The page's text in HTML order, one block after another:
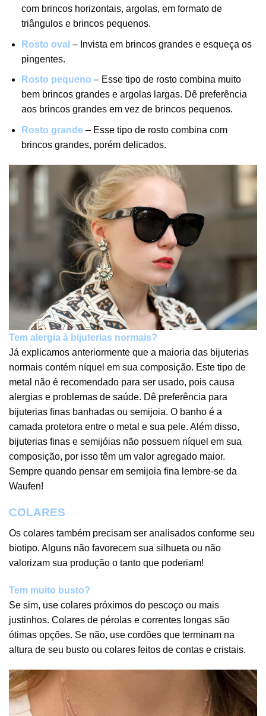
com brincos horizontais, argolas, em formato de
triângulos e brincos pequenos.
Rosto oval – Invista em brincos grandes e esqueça os
pingentes.
Rosto pequeno – Esse tipo de rosto combina muito
bem brincos grandese argolas largas. Dê preferência
aos brincos grandes em vez de brincos pequenos.
Rosto grande – Esse tipo de rosto combina com
brincos grandes, porém delicados.
Tem alergia à bijuterias normais?
Já explicamos anteriormente que a maioria das bijuterias
normais contém níquel em sua composição. Este tipo de
metal não é recomendado para ser usado, pois causa
alergias e problemas de saúde. Dê preferência para
bijuterias finas banhadas ou semijoia. O banho é a
camada protetora entre o metal e sua pele. Além disso,
bijuterias finas e semijóias não possuem níquel em sua
composição, por isso têm um valor agregado maior.
Sempre quando pensar em semijoia fina lembre-se da
Waufen!
COLARES
Os colares também precisam ser analisados conforme seu
biotipo. Alguns não favorecem sua silhueta ou não
valorizam sua produção o tanto que poderiam!
Tem muito busto?
Se sim, use colares próximos do pescoço ou mais
justinhos. Colares de pérolas e correntes longas são
ótimas opções. Se não, use cordões que terminam na
altura de seu busto ou colares feitos de contas e cristais.